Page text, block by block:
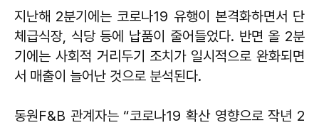
지난해 2분기에는 코로나19 유행이 본격화하면서 단
체급식장, 식당 등에 납품이 줄어들었다. 반면 올 2분
기에는 사회적 거리두기 조치가 일시적으로 완화되면
서 매출이 늘어난 것으로 분석된다.
동원F&B 관계자는 “코로나19 확산 영향으로 작년 2